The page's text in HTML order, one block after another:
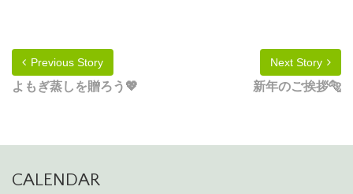
Previous Story
よもぎ蒸しを贈ろう💖
Next Story
新年のご挨拶🐅
CALENDAR